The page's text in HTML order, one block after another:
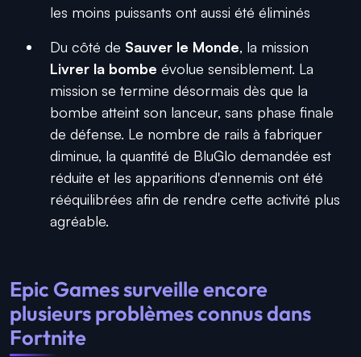
les moins puissants ont aussi été éliminés
Du côté de Sauver le Monde, la mission
Livrer la bombe évolue sensiblement. La
mission se termine désormais dès que la
bombe atteint son lanceur, sans phase finale
de défense. Le nombre de rails à fabriquer
diminue, la quantité de BluGlo demandée est
réduite et les apparitions d'ennemis ont été
rééquilibrées afin de rendre cette activité plus
agréable.
Epic Games surveille encore
plusieurs problèmes connus dans
Fortnite